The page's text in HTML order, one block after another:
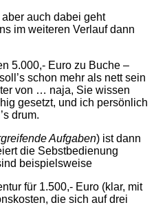
auch dabei geht
im weiteren Verlauf dann
5.000,- Euro zu Buche –
schon mehr als nett sein
von … naja, Sie wissen
gesetzt, und ich persönlich
drum.
Aufgaben) ist dann
die Sebstbedienung
beispielsweise
für 1.500,- Euro (klar, mit
die sich auf drei